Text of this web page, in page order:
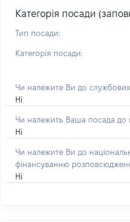
Категорія посади
Тип посади:
Категорія посади:
Чи належите Ви до службових
Ні
Чи належить Ваша посада до
Ні
Чи належите Ви до
фінансуванню
Ні